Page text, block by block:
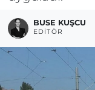
BUSE KUŞCU
EDITÖR